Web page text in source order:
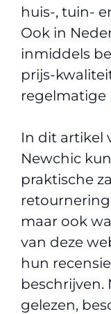
huis-, tuin-
Ook in
inmiddels
prijs-
regelmatige
In dit artikel
Newchic
praktische
maar ook
van deze
hun
beschrijven.
gelezen,